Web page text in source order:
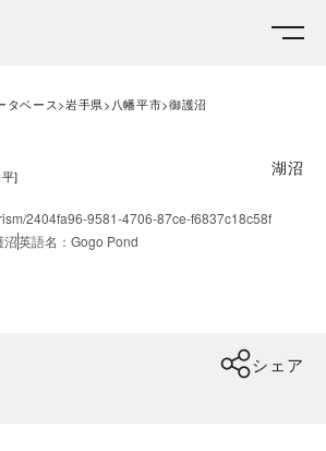
タベース 岩手県 八幡平市 御護沼
] 湖沼
2404fa96-9581-4706-87ce-f6837c18c58f
沼英語名 ： Gogo Pond
シェア